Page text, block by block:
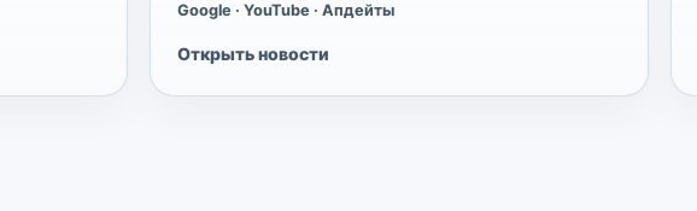
Google · YouTube · Апдейты
Открыть новости